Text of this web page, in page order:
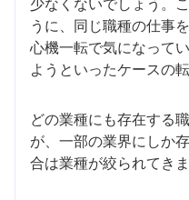
少なくないでしょう。
うに、同じ職種の仕事
心機一転で気になって
ようといったケースの
どの業種にも存在する
が、一部の業界にしか
合は業種が絞られてきま